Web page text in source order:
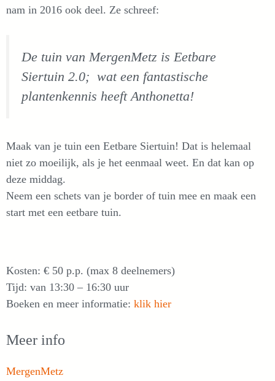
nam in 2016 ook deel. Ze schreef:
De tuin van MergenMetz is Eetbare
Siertuin 2.0; wat een fantastische
plantenkennis heeft Anthonetta!
Maak van je tuin een Eetbare Siertuin! Dat is helemaal
niet zo moeilijk, als je het eenmaal weet. En dat kan op
deze middag.
Neem een schets van je border of tuin mee en maak een
start met een eetbare tuin.
Kosten: € 50 p.p. (max 8 deelnemers)
Tijd: van 13:30 – 16:30 uur
Boeken en meer informatie: klik hier
Meer info
MergenMetz